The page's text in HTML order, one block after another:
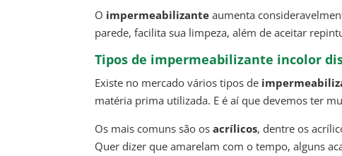
O impermeabilizante aumenta
parede, facilita sua limpeza, além de aceitar
Tipos de impermeabilizante incolor
Existe no mercado vários tipos de
matéria prima utilizada. E é aí que devemos ter
Os mais comuns são osacrílicos, dentre os
Quer dizer que amarelam com o tempo, alguns